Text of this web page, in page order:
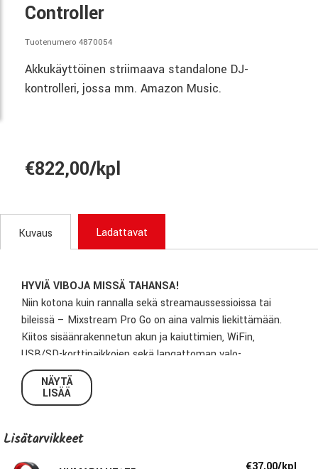
Controller
Tuotenumero 4870054
Akkukäyttöinen striimaava standalone DJ-
kontrolleri, jossa mm. Amazon Music.
€822,00/kpl
Kuvaus Ladattavat
HYVIÄ VIBOJA MISSÄ TAHANSA!
Niin kotona kuin rannalla sekä streamaussessioissa tai
bileissä – Mixstream Pro Go on aina valmis liekittämään.
Kiitos sisäänrakennetun akun ja kaiuttimien, WiFin,
USB/SD-korttipaikkojen sekä langattoman valo-
ohjausjärjestelmän, Mixstream Pro Go on maailman
ensimmäinen 100% langaton standalone DJ kontrolleri.
Miksaaminen onnistuu siis missä tahansa ilman kaapeleita,
NÄYTÄ
LISÄÄ
Lisätarvikkeet